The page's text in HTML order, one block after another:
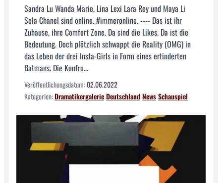
Sandra Lu Wanda Marie, Lina Lexi Lara Rey und Maya Li
Sela Chanel sind online. #immeronline. ---- Das ist ihr
Zuhause, ihre Comfort Zone. Da sind die Likes. Da ist die
Bedeutung. Doch plötzlich schwappt die Reality (OMG) in
das Leben der drei Insta-Girls in Form eines ertinderten
Batmans. Die Konfro...
Veröffentlichungsdatum:02.06.2022
Kategorien:DramatikergalerieDeutschlandNewsSchauspiel